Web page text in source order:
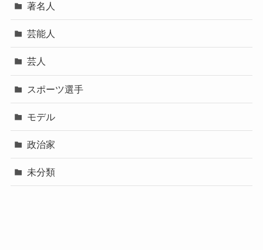
著名人
芸能人
芸人
スポーツ選手
モデル
政治家
未分類